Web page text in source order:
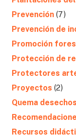
Prevención (7)
Prevención de
Promoción
Protección de
Protectores
Proyectos (2)
Quema
Recursos